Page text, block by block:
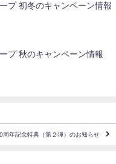
プ 初冬のキャンペーン情報
プ 秋のキャンペーン情報
年記念特典（第２弾）のお知らせ